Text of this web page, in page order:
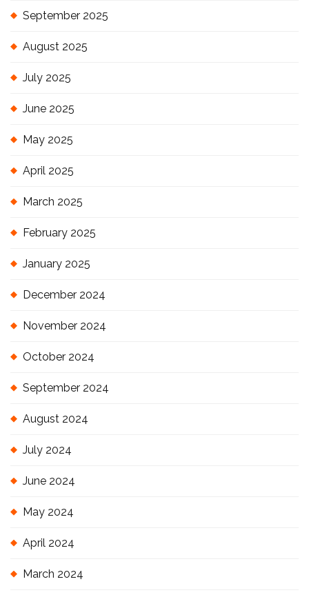
September 2025
August 2025
July 2025
June 2025
May 2025
April 2025
March 2025
February 2025
January 2025
December 2024
November 2024
October 2024
September 2024
August 2024
July 2024
June 2024
May 2024
April 2024
March 2024